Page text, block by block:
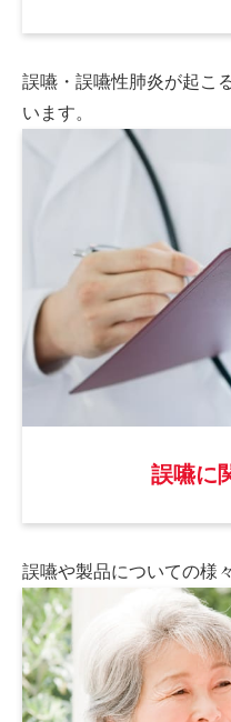
誤嚥・誤嚥性肺炎が起こ
います。
誤嚥に
誤嚥や製品についての様